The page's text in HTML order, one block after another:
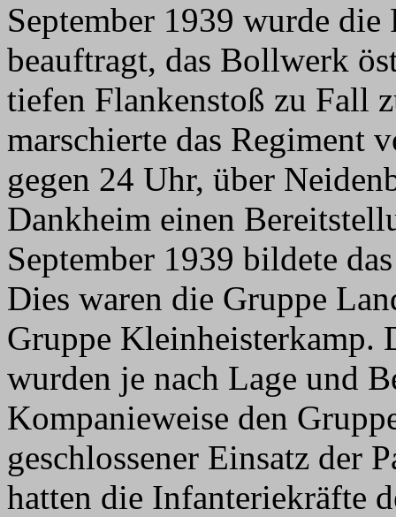
September 1939 wurde
beauftragt, das Bollwerk
tiefen Flankenstoß zu Fall
marschierte das Regiment
gegen 24 Uhr, über
Dankheim einen
September 1939 bildete
Dies waren die Gruppe
Gruppe Kleinheisterkamp.
wurden je nach Lage und
Kompanieweise den
geschlossener Einsatz der
hatten die Infanteriekräfte